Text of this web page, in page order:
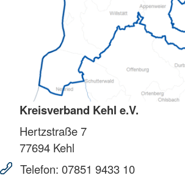
Kreisverband Kehl e.V.
Hertzstraße 7
77694 Kehl
Telefon: 07851 9433 10